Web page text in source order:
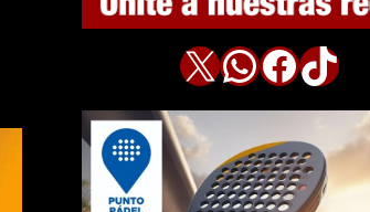
X WhatsApp Facebook TikTok